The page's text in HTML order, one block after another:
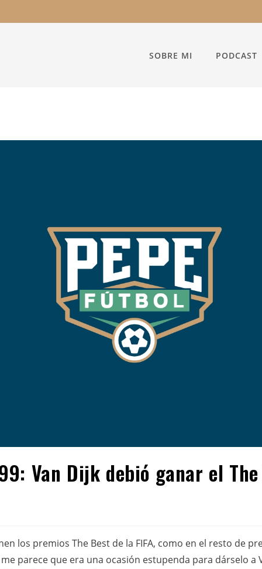
SOBRE MI PODCAST
Van Dijk debió ganar el
los premios The Best de la FIFA, como en el resto de
parece que era una ocasión estupenda para dárselo a